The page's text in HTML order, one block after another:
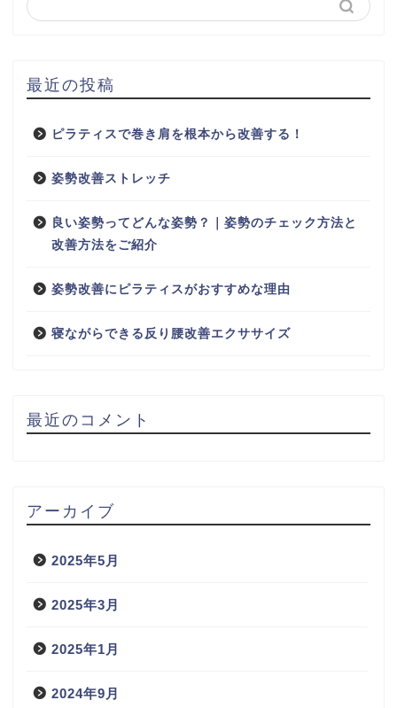
最近の投稿
ピラティスで巻き肩を根本から改善する！
姿勢改善ストレッチ
良い姿勢ってどんな姿勢？｜姿勢のチェック方法と
改善方法をご紹介
姿勢改善にピラティスがおすすめな理由
寝ながらできる反り腰改善エクササイズ
最近のコメント
アーカイブ
2025年5月
2025年3月
2025年1月
2024年9月